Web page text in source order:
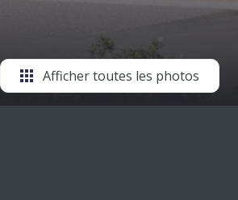
Afficher toutes les photos